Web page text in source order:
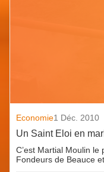
Economie1 Déc. 2010
Un Saint Eloi en
C’est Martial Moulin
Fondeurs de Beauce